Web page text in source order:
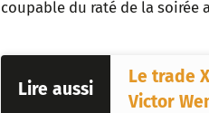
coupable du raté de la soirée
Lire aussi
Le trade
Victor